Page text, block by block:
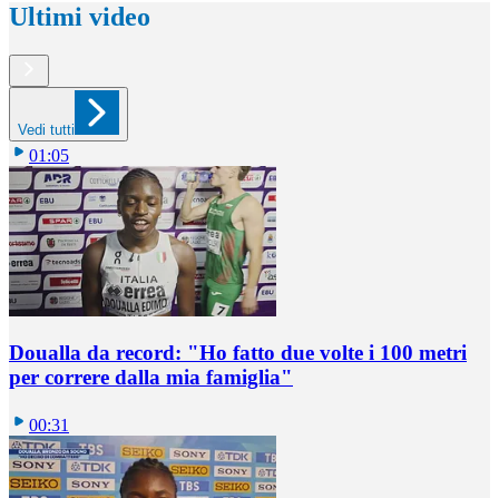
Ultimi video
Vedi tutti
01:05
Doualla da record: "Ho fatto due volte i 100 metri
per correre dalla mia famiglia"
00:31